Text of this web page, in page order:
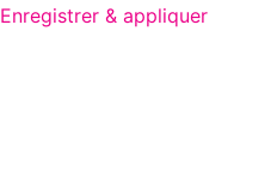
Enregistrer & appliquer